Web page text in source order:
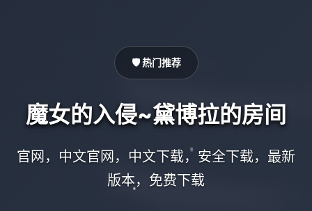
🛡️ 热门推荐
魔女的入侵~黛博拉的房间
官网，中文官网，中文下载，安全下载，最新
版本，免费下载